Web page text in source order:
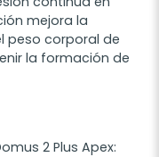
mejora la
peso corporal de
la formación de
2 Plus Apex: